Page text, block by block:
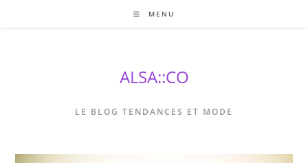
MENU
ALSA::CO
LE BLOG TENDANCES ET MODE